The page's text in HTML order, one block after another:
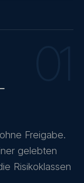
Freigabe.
gelebten
Risikoklassen